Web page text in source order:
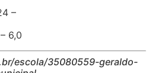
–
6,0
escola/35080559-geraldo-